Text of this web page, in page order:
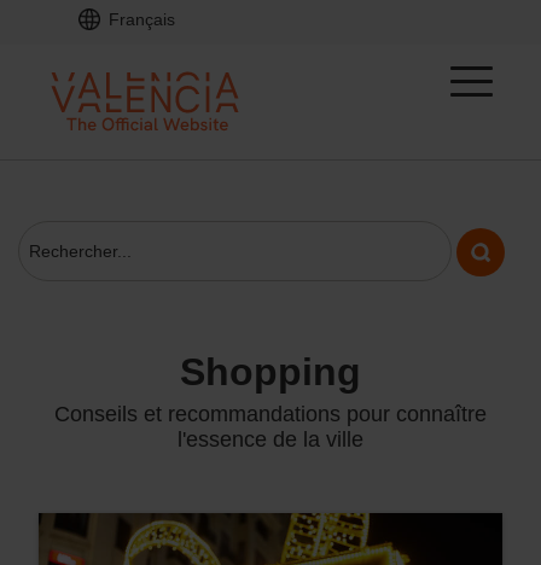
Français
shopping
Conseils et recommandations pour connaître
l'essence de la ville